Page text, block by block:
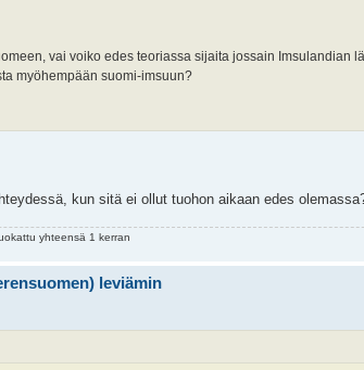
vai voiko edes teoriassa sijaita jossain Imsulandian
myöhempään suomi-imsuun?
kun sitä ei ollut tuohon aikaan edes
yhteensä 1 kerran
leviämin